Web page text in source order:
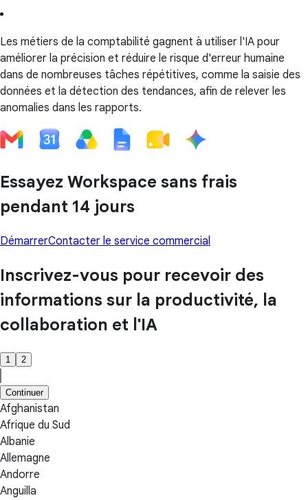
Les métiers de la comptabilité gagnent à utiliser l'IA pour
améliorer la précision et réduire le risque d'erreur humaine
dans de nombreuses tâches répétitives, comme la saisie des
données et la détection des tendances, afin de relever les
anomalies dans les rapports.
Essayez Workspace sans frais
pendant 14 jours
DémarrerContacter le service commercial
Inscrivez-vous pour recevoir des
informations sur la productivité, la
collaboration et l'IA
1 2
Continuer
Afghanistan
Afrique du Sud
Albanie
Allemagne
Andorre
Anguilla